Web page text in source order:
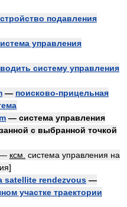
подавления
управления
систему управления
— поисково-прицельная
— система управления
с выбранной точкой
ксм. система управления на
satellite rendezvous —
участке траектории